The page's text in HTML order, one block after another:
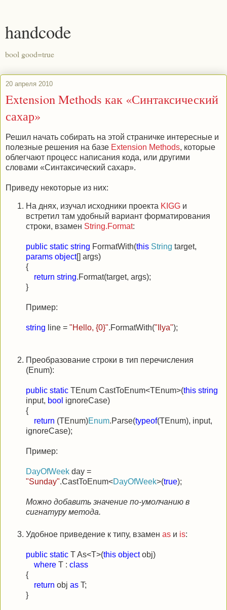
handcode
bool good=true
20 апреля 2010
Extension Methods как «Синтаксический
сахар»
Решил начать собирать на этой страничке интересные и
полезные решения на базе Extension Methods, которые
облегчают процесс написания кода, или другими
словами «Синтаксический сахар».
Приведу некоторые из них:
На днях, изучал исходники проекта KIGG и
встретил там удобный вариант форматирования
строки, взамен String.Format:
public static string FormatWith(this String target,
params object[] args)
{
return string.Format(target, args);
}
Пример:
string line = "Hello, {0}".FormatWith("Ilya");
Преобразование строки в тип перечисления
(Enum):
public static TEnum CastToEnum<TEnum>(this string
input, bool ignoreCase)
{
return (TEnum)Enum.Parse(typeof(TEnum), input,
ignoreCase);
Пример:
DayOfWeek day =
"Sunday".CastToEnum<DayOfWeek>(true);
Можно добавить значение по-умолчанию в
сигнатуру метода.
Удобное приведение к типу, взамен as и is:
public static T As<T>(this objectobj)
where T : class
{
return obj as T;
}